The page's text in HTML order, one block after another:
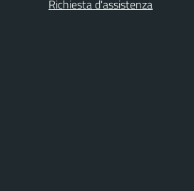
Richiesta d'assistenza